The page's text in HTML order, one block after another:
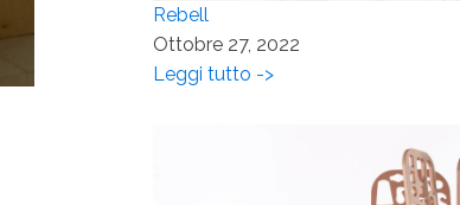
Rebell
Ottobre 27, 2022
Leggi tutto ->